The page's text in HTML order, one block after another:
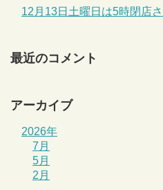
12月13日土曜日は5時閉店
最近のコメント
アーカイブ
2026年
7月
5月
2月